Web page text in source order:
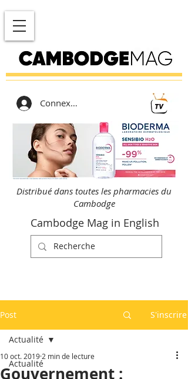
Connexion
Distribué dans toutes les pharmacies du
Cambodge
Cambodge Mag in English
Post S'inscrire
Actualité
Actualité
Gouvernement :
10 oct. 2019 2 min de lecture